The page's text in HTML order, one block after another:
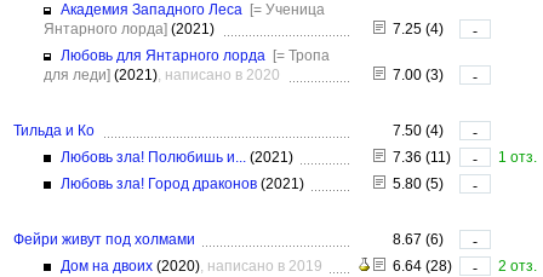
Академия Западного Леса [= Ученица
Янтарного лорда] (2021) 7.25 (4)
-
Любовь для Янтарного лорда [= Тропа
для леди] (2021), написано в 2020 7.00 (3) -
Тильда и Ко 7.50 (4)
-
Любовь зла! Полюбишь и... (2021) 7.36 (11) -
1 отз.
Любовь зла! Город драконов (2021) 5.80 (5) -
Фейри живут под холмами 8.67 (6)
-
Дом на двоих (2020), написано в 2019 6.64 (28) -
2 отз.